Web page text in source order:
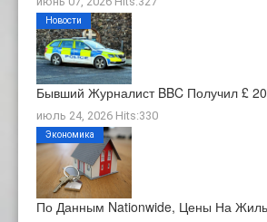
Бывший Журналист BBC Получил £
июль 24, 2026 Hits:330
Новости
По Данным Nationwide, Цены На
Экономика